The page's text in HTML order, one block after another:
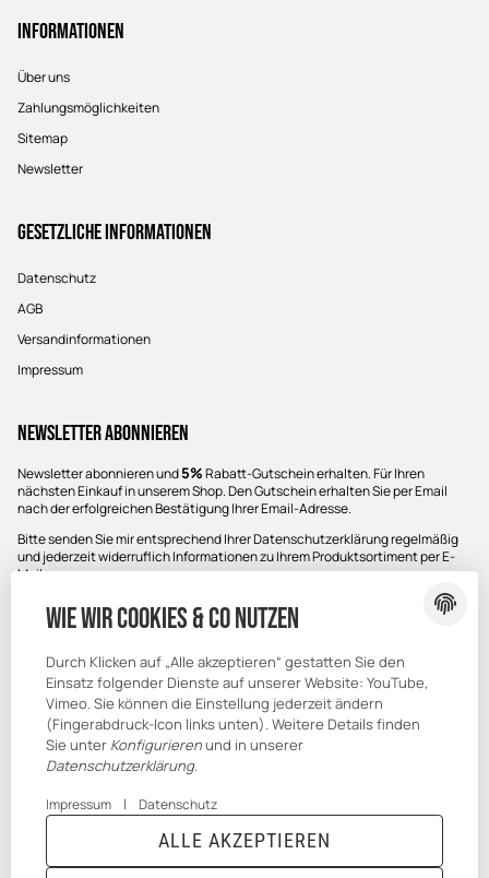
Informationen
Über uns
Zahlungsmöglichkeiten
Sitemap
Newsletter
Gesetzliche Informationen
Datenschutz
AGB
Versandinformationen
Impressum
Newsletter Abonnieren
Newsletter abonnieren und5%Rabatt-Gutschein erhalten. Für Ihren
nächsten Einkauf in unserem Shop. Den Gutschein erhalten Sie per Email
nach der erfolgreichen Bestätigung Ihrer Email-Adresse.
Bitte senden Sie mir entsprechend IhrerDatenschutzerklärungregelmäßig
und jederzeit widerruflich Informationen zu Ihrem Produktsortiment per E-
Mail zu.
E-Mail-Adresse
* Alle Preise inkl. gesetzlicher USt., zzgl.Versand
Wie wir Cookies & Co nutzen
Durch Klicken auf „Alle akzeptieren“ gestatten Sie den
Einsatz folgender Dienste auf unserer Website: YouTube,
Vimeo. Sie können die Einstellung jederzeit ändern
(Fingerabdruck-Icon links unten). Weitere Details finden
Sie unter Konfigurierenund in unserer
Datenschutzerklärung.
Impressum | Datenschutz
ALLE AKZEPTIEREN